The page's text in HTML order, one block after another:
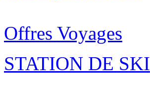
Offres Voyages
STATION DE SKI